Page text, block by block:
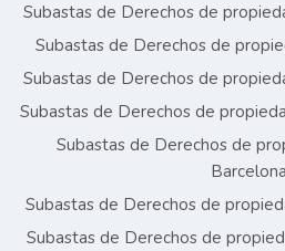
Subastas de Derechos de
Subastas de Derechos de
Subastas de Derechos de
Subastas de Derechos de
Subastas de Derechos de
Barcelona
Subastas de Derechos de
Subastas de Derechos de